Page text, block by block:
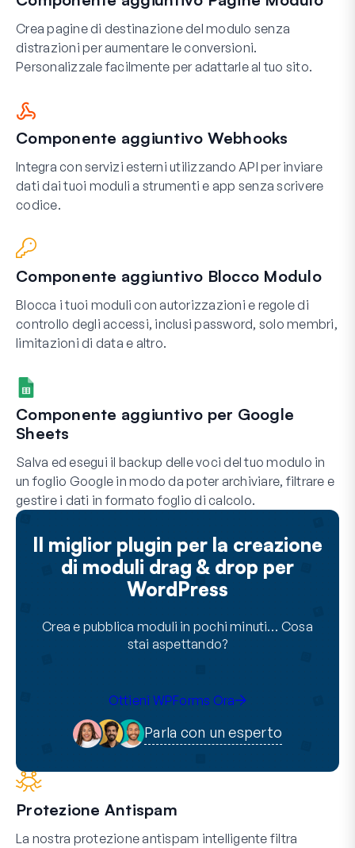
Crea pagine di destinazione del modulo senza
distrazioni per aumentare le conversioni.
Personalizzale facilmente per adattarle al tuo sito.
Componente aggiuntivo Webhooks
Integra con servizi esterni utilizzando API per inviare
dati dai tuoi moduli a strumenti e app senza scrivere
codice.
Componente aggiuntivo Blocco Modulo
Blocca i tuoi moduli con autorizzazioni e regole di
controllo degli accessi, inclusi password, solo membri,
limitazioni di data e altro.
Componente aggiuntivo per Google
Sheets
Salva ed esegui il backup delle voci del tuo modulo in
un foglio Google in modo da poter archiviare, filtrare e
gestire i dati in formato foglio di calcolo.
Il miglior plugin per la creazione
di moduli drag & drop per
WordPress
Crea e pubblica moduli in pochi minuti… Cosa
stai aspettando?
Ottieni WPForms Ora
Parla con un esperto
Protezione Antispam
La nostra protezione antispam intelligente filtra